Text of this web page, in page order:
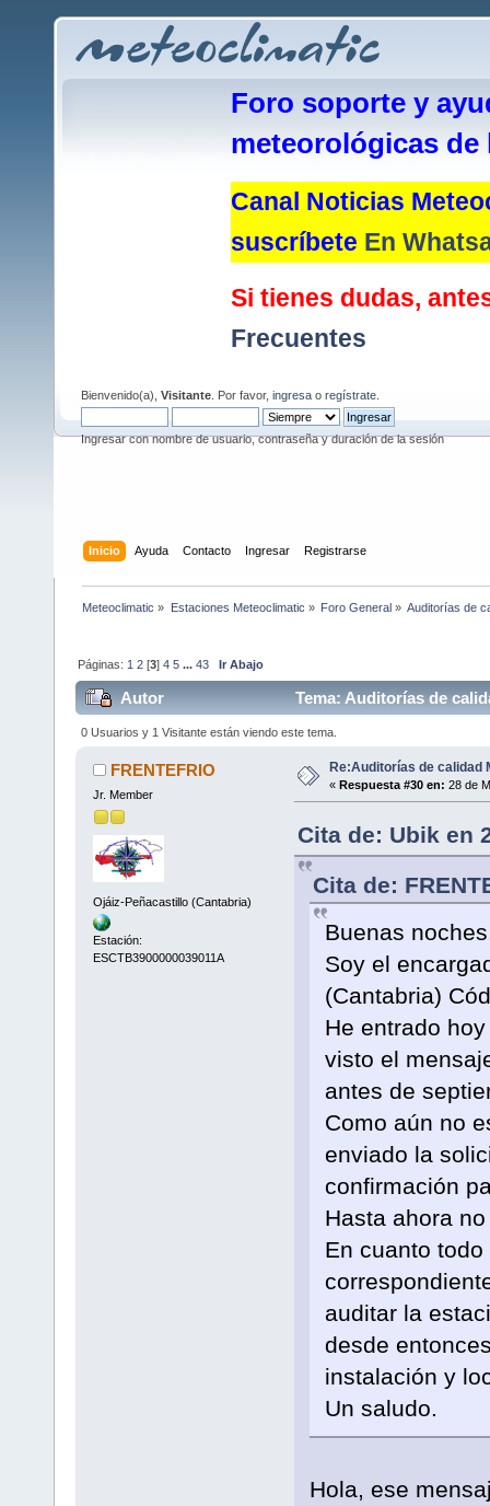
Foro soporte y
meteorológicas de
Canal Noticias
suscríbete En
Si tienes dudas,
Frecuentes
Bienvenido(a), Visitante . Por favor, ingresa o regístrate
Ingresar con nombre de usuario, contraseña y duración de la sesión
Inicio Ayuda Contacto Ingresar Registrarse
Meteoclimatic » Estaciones Meteoclimatic » Foro General» Auditorías de
Páginas: 1 2 [3]4 5 ...43 Ir Abajo
Autor Tema: Auditorías de
0 Usuarios y 1 Visitante están viendo este tema.
FRENTEFRIO
Jr. Member
Ojáiz-Peñacastillo (Cantabria)
Estación:
ESCTB3900000039011A
Re:Auditorías de calidad
« Respuesta #30 en: 28 de
Cita de: Ubik en
Cita de:
Buenas
Soy el
(Cantabria)
He entrado
visto el
antes de
Como aún no
enviado la
confirmación
Hasta ahora
En cuanto
auditar la
desde
instalación y
Un saludo.
Hola, ese